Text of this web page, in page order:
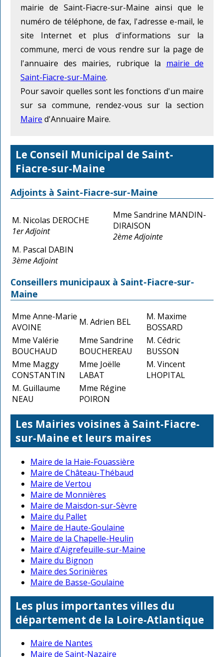
mairie de Saint-Fiacre-sur-Maine ainsi que le
numéro de téléphone, de fax, l'adresse e-mail, le
site Internet et plus d'informations sur la
commune, merci de vous rendre sur la page de
l'annuaire des mairies, rubrique la mairie de
Saint-Fiacre-sur-Maine.
Pour savoir quelles sont les fonctions d'un maire
sur sa commune, rendez-vous sur la section
Maire d'Annuaire Maire.
Le Conseil Municipal de Saint-
Fiacre-sur-Maine
Adjoints à Saint-Fiacre-sur-Maine
M. Nicolas DEROCHE
1er Adjoint
Mme Sandrine MANDIN-
DIRAISON
2ème Adjointe
M. Pascal DABIN
3ème Adjoint
Conseillers municipaux à Saint-Fiacre-sur-
Maine
Mme Anne-Marie
AVOINE
M. Adrien BEL
M. Maxime
BOSSARD
Mme Valérie
BOUCHAUD
Mme Sandrine
BOUCHEREAU
M. Cédric
BUSSON
Mme Maggy
CONSTANTIN
Mme Joëlle
LABAT
M. Vincent
LHOPITAL
M. Guillaume
NEAU
Mme Régine
POIRON
Les Mairies voisines à Saint-Fiacre-
sur-Maine et leurs maires
Maire de la Haie-Fouassière
Maire de Château-Thébaud
Maire de Vertou
Maire de Monnières
Maire de Maisdon-sur-Sèvre
Maire du Pallet
Maire de Haute-Goulaine
Maire de la Chapelle-Heulin
Maire d'Aigrefeuille-sur-Maine
Maire du Bignon
Maire des Sorinières
Maire de Basse-Goulaine
Les plus importantes villes du
département de la Loire-Atlantique
Maire de Nantes
Maire de Saint-Nazaire